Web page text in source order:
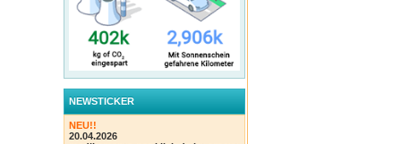
NEWSTICKER
NEU!!
20.04.2026